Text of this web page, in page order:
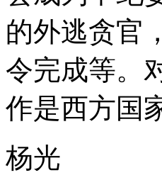
的外逃贪官
令完成等。
作是西方国
杨光